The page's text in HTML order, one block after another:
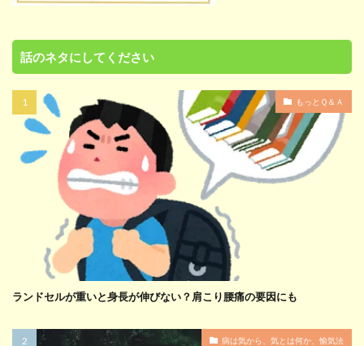
話のネタにしてください
もっとＱ＆Ａ
ランドセルが重いと身長が伸びない？肩こり腰痛の要因にも
病は気から、気とは何か、愉気法